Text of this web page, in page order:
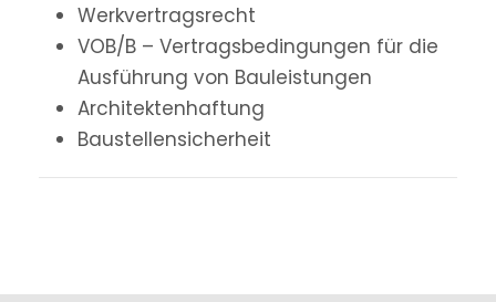
Werkvertragsrecht
VOB/B – Vertragsbedingungen für die
Ausführung von Bauleistungen
Architektenhaftung
Baustellensicherheit